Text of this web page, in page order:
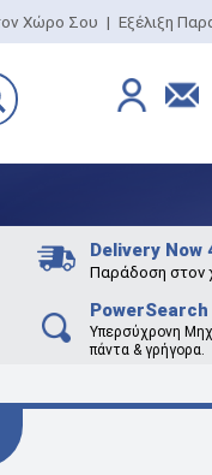
Χώρο Σου | Εξέλιξη
Delivery Now
Παράδοση στον
PowerSearch
Υπερσύχρονη
πάντα & γρήγορα.